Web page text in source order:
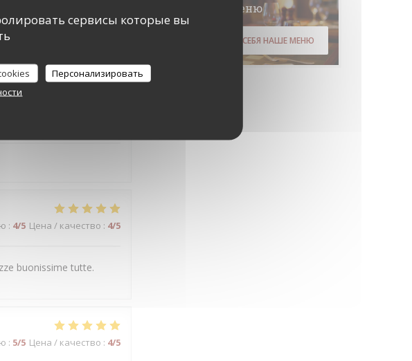
сервисы которые вы
Персонализировать
spécialité
!!! Merci à tous.
: 4/5 Цена / качество : 4/5
buonissime tutte.
: 5/5 Цена / качество : 4/5
Меню
ОТКРОЙТЕ ДЛЯ СЕБЯ НАШЕ МЕНЮ